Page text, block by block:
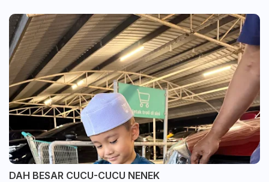
DAH BESAR CUCU-CUCU NENEK